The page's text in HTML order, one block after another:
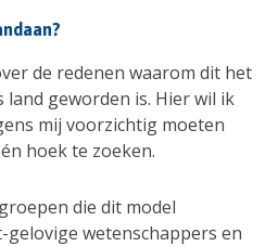
de redenen waarom dit het
geworden is. Hier wil ik
mij voorzichtig moeten
hoek te zoeken.
die dit model
gelovige wetenschappers en